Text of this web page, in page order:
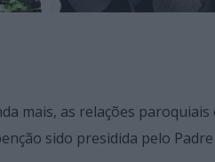
mais, as relações
sido presidida pelo